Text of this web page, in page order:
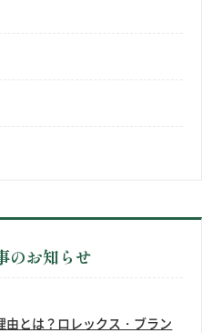
のお知らせ
とは？ロレックス・ブラン